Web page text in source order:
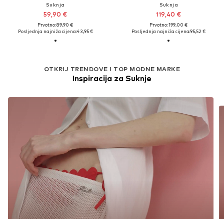
Suknja
59,90 €
Prvotno: 89,90 €
Posljednja najniža cijena:43,95 €
OTKRIJ TRENDOVE I TOP MODNE MARKE
Inspiracija za Suknje
Suknja
119,40 €
Prvotno: 199,00 €
Posljednja najniža cijena:95,52 €